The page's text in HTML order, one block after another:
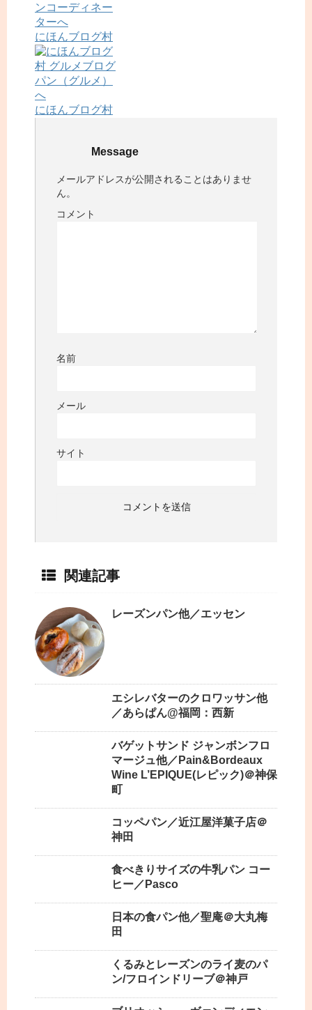
にほんブログ村
にほんブログ村
Message
メールアドレスが公開されることはありませ
ん。
コメント
名前
メール
サイト
関連記事
レーズンパン他／エッセン
エシレバターのクロワッサン他
／あらぱん@福岡：西新
バゲットサンド ジャンボンフロ
マージュ他／Pain&Bordeaux
Wine L’EPIQUE(レピック)＠神保
町
コッペパン／近江屋洋菓子店＠
神田
食べきりサイズの牛乳パン コー
ヒー／Pasco
日本の食パン他／聖庵＠大丸梅
田
くるみとレーズンのライ麦のパ
ン/フロインドリーブ＠神戸